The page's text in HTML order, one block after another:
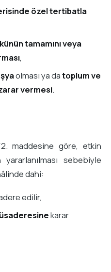
özel tertibatla
tamamını veya
,
olması ya datoplum ve
vermesi.
2. maddesine göre, etkin
sebebiyle
dahi:
edilir,
karar